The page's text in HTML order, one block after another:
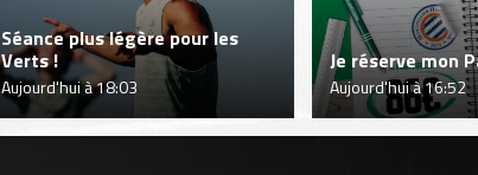
Séance plus légère pour les
Verts !
Aujourd'hui à 18:03
Je réserve mon
Aujourd'hui à 16:52